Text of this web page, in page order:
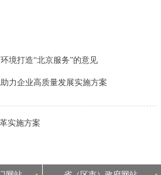
政策解读 回应关切
境打造“北京服务”的意见
力企业高质量发展实施方案
实施方案